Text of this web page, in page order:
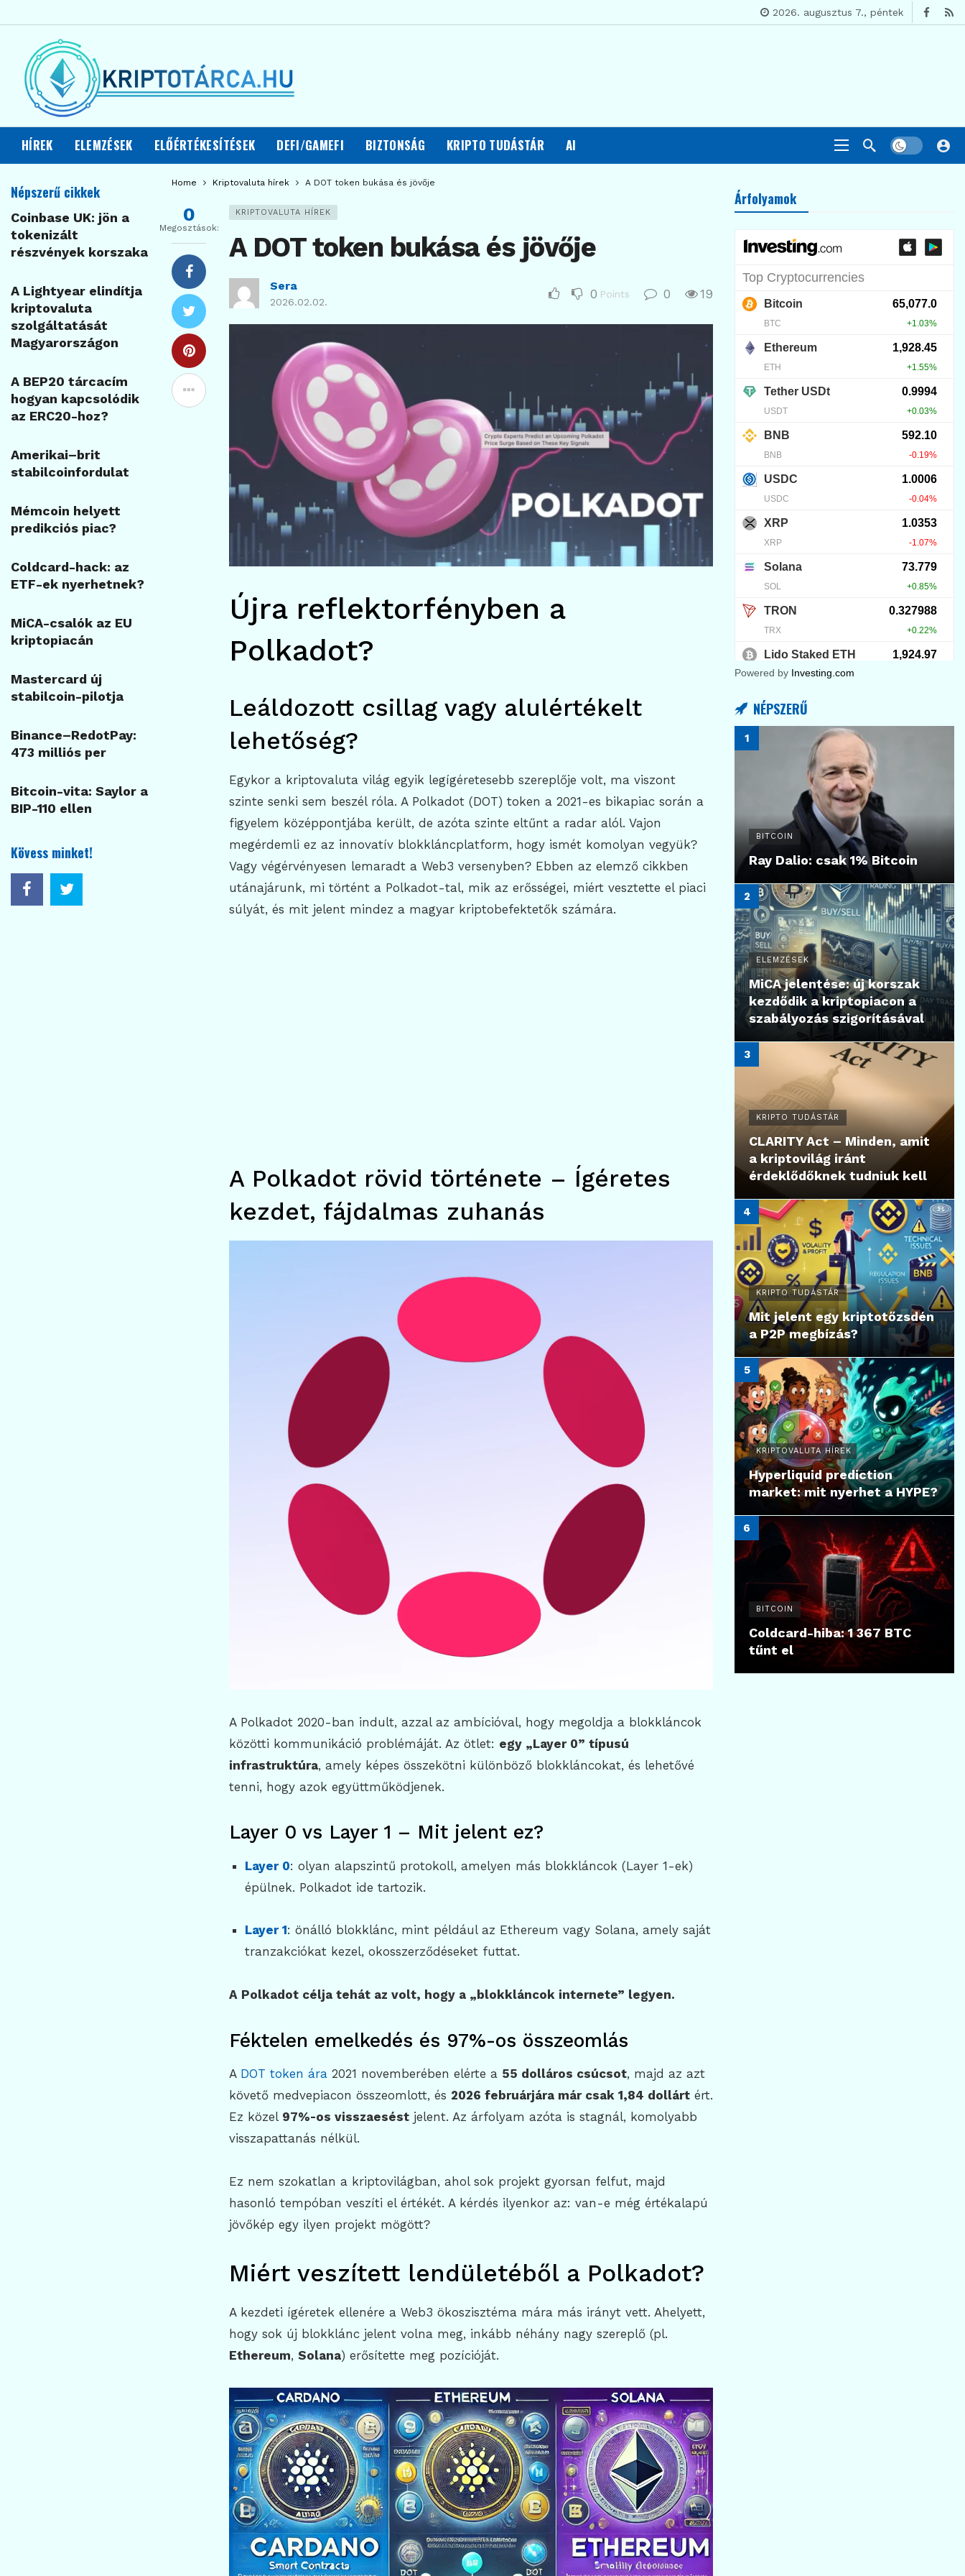
2026. augusztus 7., péntek
HÍREK ELEMZÉSEK ELŐÉRTÉKESÍTÉSEK DEFI/GAMEFI BIZTONSÁG KRIPTO TUDÁSTÁR AI
Home Kriptovaluta hírek A DOT token bukása és jövője
KRIPTOVALUTA HÍREK
A DOT token bukása és jövője
Sera
2026.02.02.
0 Points 0 19
0
Megosztások:
Újra reflektorfényben a
Polkadot?
Leáldozott csillag vagy alulértékelt
lehetőség?
Egykor a kriptovaluta világ egyik legígéretesebb szereplője volt, ma viszont
szinte senki sem beszél róla. A Polkadot (DOT) token a 2021-es bikapiac során a
figyelem középpontjába került, de azóta szinte eltűnt a radar alól. Vajon
megérdemli ez az innovatív blokkláncplatform, hogy ismét komolyan vegyük?
Vagy végérvényesen lemaradt a Web3 versenyben? Ebben az elemző cikkben
utánajárunk, mi történt a Polkadot-tal, mik az erősségei, miért vesztette el piaci
súlyát, és mit jelent mindez a magyar kriptobefektetők számára.
A Polkadot rövid története – Ígéretes
kezdet, fájdalmas zuhanás
A Polkadot 2020-ban indult, azzal az ambícióval, hogy megoldja a blokkláncok
közötti kommunikáció problémáját. Az ötlet: egy „Layer 0” típusú
infrastruktúra, amely képes összekötni különböző blokkláncokat, és lehetővé
tenni, hogy azok együttműködjenek.
Layer 0 vs Layer 1 – Mit jelent ez?
Layer 0: olyan alapszintű protokoll, amelyen más blokkláncok (Layer 1-ek)
épülnek. Polkadot ide tartozik.
Layer 1: önálló blokklánc, mint például az Ethereum vagy Solana, amely saját
tranzakciókat kezel, okosszerződéseket futtat.
A Polkadot célja tehát az volt, hogy a „blokkláncok internete” legyen.
Féktelen emelkedés és 97%-os összeomlás
A DOT token ára 2021 novemberében elérte a 55 dolláros csúcsot, majd az azt
követő medvepiacon összeomlott, és 2026 februárjára már csak 1,84 dollárt ért.
Ez közel 97%-os visszaesést jelent. Az árfolyam azóta is stagnál, komolyabb
visszapattanás nélkül.
Ez nem szokatlan a kriptovilágban, ahol sok projekt gyorsan felfut, majd
hasonló tempóban veszíti el értékét. A kérdés ilyenkor az: van-e még értékalapú
jövőkép egy ilyen projekt mögött?
Miért veszített lendületéből a Polkadot?
A kezdeti ígéretek ellenére a Web3 ökoszisztéma mára más irányt vett. Ahelyett,
hogy sok új blokklánc jelent volna meg, inkább néhány nagy szereplő (pl.
Ethereum, Solana) erősítette meg pozícióját.
Árfolyamok
Powered by Investing.com
NÉPSZERŰ
BITCOIN
Ray Dalio: csak 1% Bitcoin
ELEMZÉSEK
MiCA jelentése: új korszak
kezdődik a kriptopiacon a
szabályozás szigorításával
KRIPTO TUDÁSTÁR
CLARITY Act – Minden, amit
a kriptovilág iránt
érdeklődőknek tudniuk kell
KRIPTO TUDÁSTÁR
Mit jelent egy kriptotőzsdén
a P2P megbízás?
KRIPTOVALUTA HÍREK
Hyperliquid prediction
market: mit nyerhet a HYPE?
BITCOIN
Coldcard-hiba: 1 367 BTC
tűnt el
Népszerű cikkek
Coinbase UK: jön a
tokenizált
részvények korszaka
A Lightyear elindítja
kriptovaluta
szolgáltatását
Magyarországon
A BEP20 tárcacím
hogyan kapcsolódik
az ERC20-hoz?
Amerikai–brit
stabilcoinfordulat
Mémcoin helyett
predikciós piac?
Coldcard-hack: az
ETF-ek nyerhetnek?
MiCA-csalók az EU
kriptopiacán
Mastercard új
stabilcoin-pilotja
Binance–RedotPay:
473 milliós per
Bitcoin-vita: Saylor a
BIP-110 ellen
Kövess minket!